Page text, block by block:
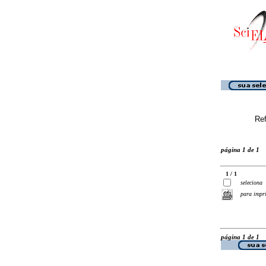
página 1 de 1
1 / 1
seleciona
para
página 1 de 1